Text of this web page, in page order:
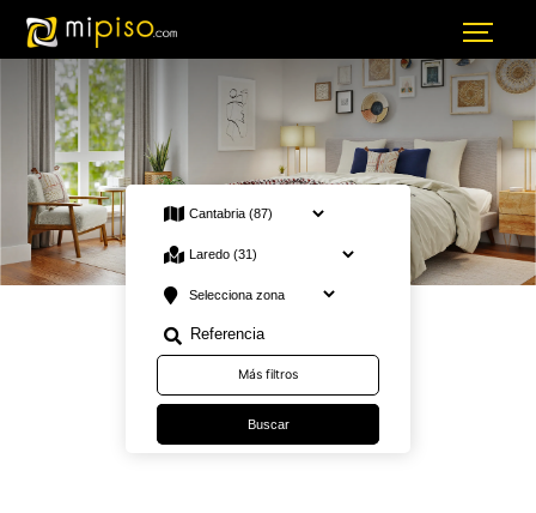
23 Venta en Cantabria Laredo · Viviendas
Más filtros
Buscar